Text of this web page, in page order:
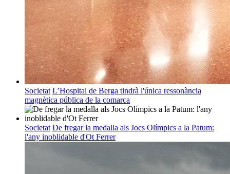
Societat L’Hospital de Berga tindrà l'única ressonància
magnètica pública de la comarca
Societat De fregar la medalla als Jocs Olímpics a la Patum:
l'any inoblidable d'Ot Ferrer